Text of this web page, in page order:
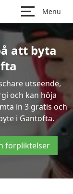
Menu
att byta
utseende,
och kan höja
in 3 gratis och
i Gantofta.
förpliktelser